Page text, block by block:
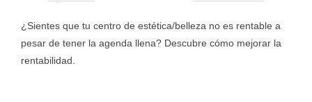
¿Sientes que tu centro de estética/belleza no es rentable a
pesar de tener la agenda llena? Descubre cómo mejorar la
rentabilidad.